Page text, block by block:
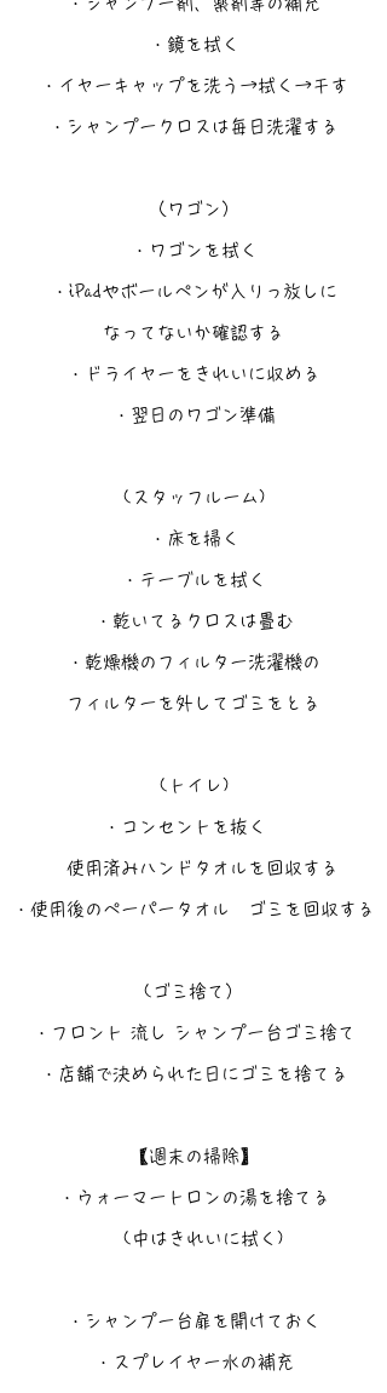
・鏡を拭く
・イヤーキャップを洗う→拭く→干す
・シャンプークロスは毎日洗濯する
（ワゴン）
・ワゴンを拭く
・iPadやボールペンが入りっ放しに
なってないか確認する
・ドライヤーをきれいに収める
・翌日のワゴン準備
(スタッフルーム)
・床を掃く
・テーブルを拭く
・乾いてるクロスは畳む
・乾燥機のフィルター洗濯機の
フィルターを外してゴミをとる
(トイレ)
・コンセントを抜く
使用済みハンドタオルを回収する
・使用後のペーパータオル ゴミを回収する
(ゴミ捨て）
・フロント 流し シャンプー台ゴミ捨て
・店舗で決められた日にゴミを捨てる
【週末の掃除】
・ウォーマートロンの湯を捨てる
(中はきれいに拭く)
・シャンプー台扉を開けておく
・スプレイヤー水の補充